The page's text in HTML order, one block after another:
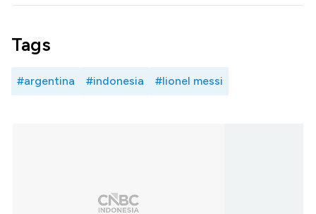
Tags
#argentina #indonesia #lionel messi